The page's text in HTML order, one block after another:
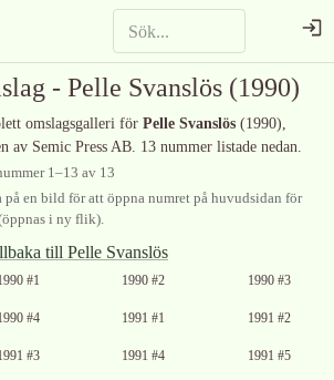
- Pelle Svanslös (1990)
omslagsgalleri för Pelle Svanslös (1990),
av Semic Press AB. 13 nummer listade nedan.
1–13 av 13
en bild för att öppna numret på huvudsidan för
i ny flik).
till Pelle Svanslös
#1
Ingen bild
1990 #2
Ingen bild
1990 #3
bild
#4
Ingen bild
1991 #1
Ingen bild
1991 #2
#3
Ingen bild
1991 #4
Ingen bild
1991 #5